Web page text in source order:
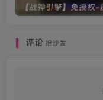
评论 抢沙发